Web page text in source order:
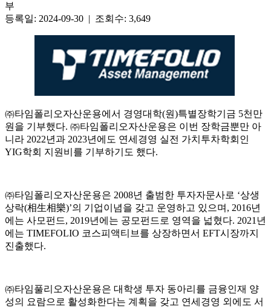
부
등록일: 2024-09-30 | 조회수: 3,649
㈜타임폴리오자산운용에서 경영대학(원)특별장학기금 5천만
원을 기부했다. ㈜타임폴리오자산운용은 이번 장학금뿐만 아
니라 2022년과 2023년에도 연세경영 실전 가치투차학회인
YIG학회 지원비를 기부하기도 했다.
㈜타임폴리오자산운용은 2008년 출범한 투자자문사로 ‘상생
상락(相生相樂)’의 기업이념을 갖고 운영하고 있으며, 2016년
에는 사모펀드, 2019년에는 공모펀드로 영역을 넓혔다. 2021년
에는 TIMEFOLIO 코스피액티브를 상장하면서 EFT시장까지
진출했다.
㈜타임풀리오자산운용은 대학생 투자 동아리를 금융인재 양
성의 요람으로 활성화한다는 계획을 갖고 연세경영 외에도 서